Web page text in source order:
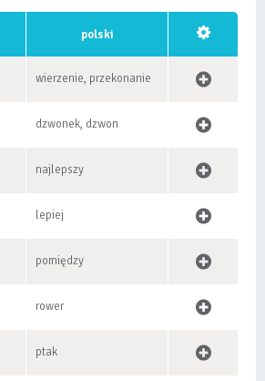
polski
wierzenie, przekonanie
dzwonek, dzwon
najlepszy
lepiej
pomiędzy
rower
ptak